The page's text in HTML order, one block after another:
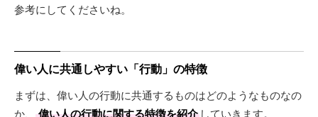
参考にしてくださいね。
偉い人に共通しやすい「行動」の特徴
まずは、偉い人の行動に共通するものはどのようなものなの
か、
偉い人の行動に関する特徴を紹介 していきます。